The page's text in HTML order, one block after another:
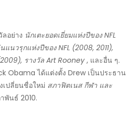
ลอย่าง นักเตะยอดเยี่ยมแห่งปีของ NFL
นวรุกแห่งปีของ NFL (2008, 2011),
รางวัล Art Rooney , และอื่น ๆ.
Obama ได้แต่งตั้ง Drew เป็นประธาน
เปลี่ยนชื่อใหม่ สภาฟิตเนส กีฬา และ
พันธ์ 2010.